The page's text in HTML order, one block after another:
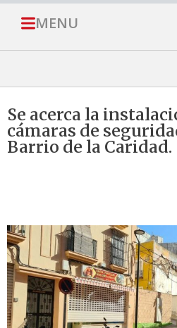
MENU
Se acerca la
cámaras de
Barrio de la Caridad.